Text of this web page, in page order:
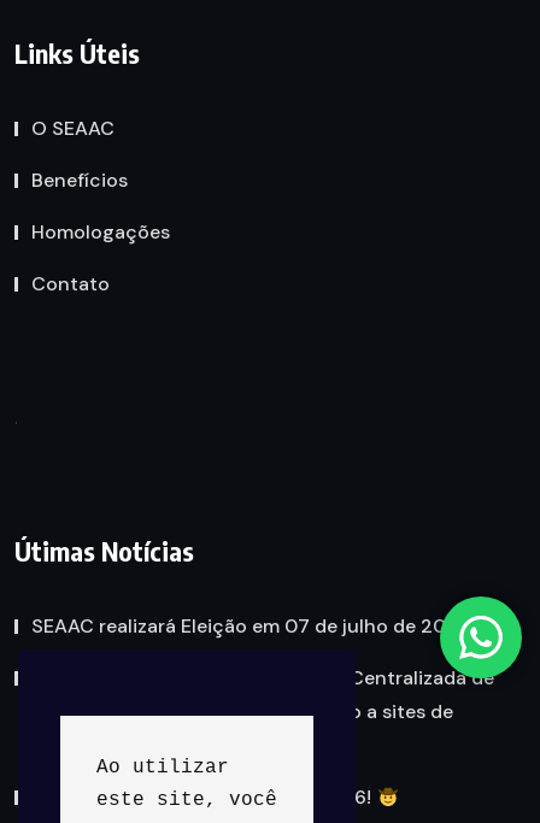
Ao utilizar
este site, você
Links Úteis
O SEAAC
Benefícios
Homologações
Contato
.
Útimas Notícias
SEAAC realizará Eleição em 07 de julho de 2026
Governo Federal lança Plataforma Centralizada de
Autoexclusão para bloquear acesso a sites de
Vem aí o Arraiá do SEAAC 2026!